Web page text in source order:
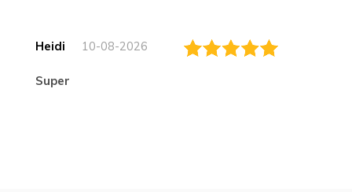
Heidi 10-08-2026
Super